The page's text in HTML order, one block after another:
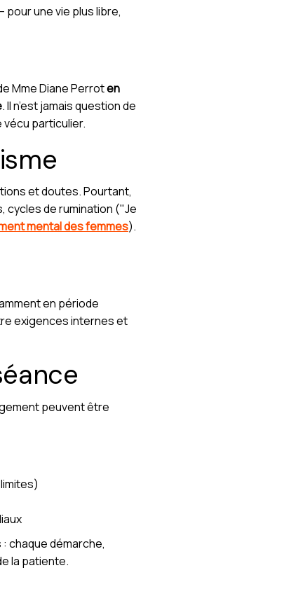
pour une vie plus libre,
Mme Diane Perroten
. Il n’est jamais question de
vécu particulier.
et doutes. Pourtant,
cycles de rumination ("Je
mental des femmes).
en période
exigences internes et
peuvent être
: chaque démarche,
la patiente.